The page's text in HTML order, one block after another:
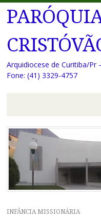
Arquidiocese de Curitiba/Pr
Fone: (41) 3329-4757
Pular
para
o
conteúdo
INFÂNCIA MISSIONÁRIA